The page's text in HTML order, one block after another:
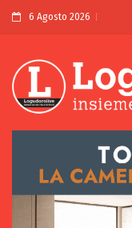
6 Agosto 2026